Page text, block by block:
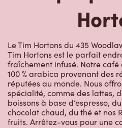
Le Tim Hortons du 435
Tim Hortons est le parfait
fraîchement infusé. Notre
100 % arabica provenant des
réputées au monde. Nous
spécialité, comme des lattes,
boissons à base d’espresso,
chocolat chaud, du thé et nos
fruits. Arrêtez-vous pour une